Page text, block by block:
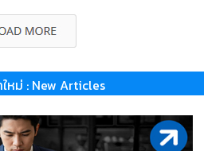
หม่ : New Articles